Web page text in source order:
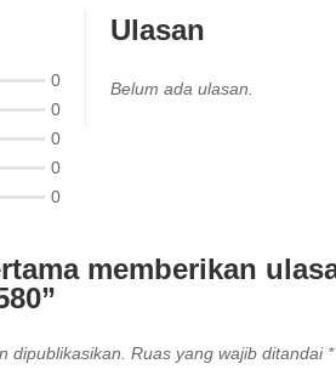
0
0
0
0
0
Ulasan
Belum ada ulasan.
memberikan
dipublikasikan. Ruas yang wajib ditandai *